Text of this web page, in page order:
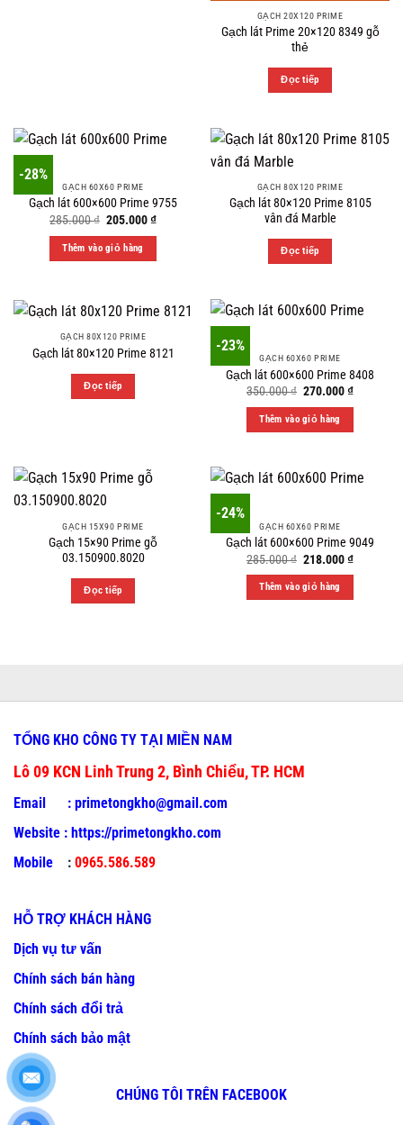
GẠCH 20X120 PRIME
Gạch lát Prime 20×120 8349 gỗ
thẻ
Đọc tiếp
-28%
GẠCH 60X60 PRIME
Gạch lát 600×600 Prime 9755
285.000₫ Original
was:
285.000 ₫.
205.000₫Current
Thêm vào giỏ hàng
GẠCH 80X120 PRIME
Gạch lát 80×120 Prime 8105
vân đá Marble
Đọc tiếp
GẠCH 80X120 PRIME
Gạch lát 80×120 Prime 8121
Đọc tiếp
-23%
GẠCH 60X60 PRIME
Gạch lát 600×600 Prime 8408
350.000₫ Original
was:
350.000 ₫.
270.000₫Current
Thêm vào giỏ hàng
GẠCH 15X90 PRIME
Gạch 15×90 Prime gỗ
03.150900.8020
Đọc tiếp
-24%
GẠCH 60X60 PRIME
Gạch lát 600×600 Prime 9049
285.000₫ Original
was:
285.000 ₫.
218.000₫Current
Thêm vào giỏ hàng
TỔNG KHO CÔNG TY TẠI MIỀN NAM
Lô 09 KCN Linh Trung 2, Bình Chiểu, TP. HCM
Email : primetongkho@gmail.com
Website : https://primetongkho.com
Mobile : 0965.586.589
HỖ TRỢ KHÁCH HÀNG
Dịch vụ tư vấn
Chính sách bán hàng
Chính sách đổi trả
Chính sách bảo mật
CHÚNG TÔI TRÊN FACEBOOK